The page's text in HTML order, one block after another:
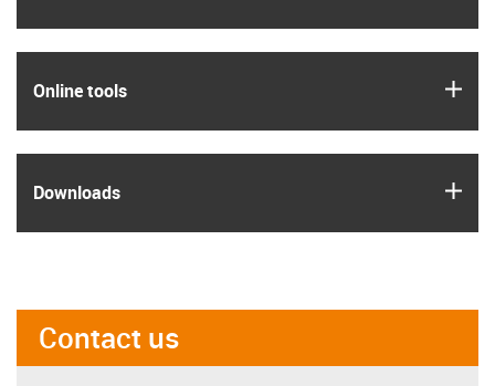
Online tools
Downloads
Contact us